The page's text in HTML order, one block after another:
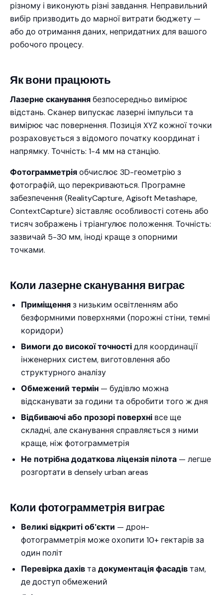
різному і виконують різні завдання. Неправильний
вибір призводить до марної витрати бюджету —
або до отримання даних, непридатних для вашого
робочого процесу.
Як вони працюють
Лазерне скануваннябезпосередньо вимірює
відстань. Сканер випускає лазерні імпульси та
вимірює час повернення. Позиція XYZ кожної точки
розраховується з відомого початку координат і
напрямку. Точність: 1-4 мм на станцію.
Фотограмметріяобчислює 3D-геометрію з
фотографій, що перекриваються. Програмне
забезпечення (RealityCapture, Agisoft Metashape,
ContextCapture) зіставляє особливості сотень або
тисяч зображень і тріангулює положення. Точність:
зазвичай 5-30 мм, іноді краще з опорними
точками.
Коли лазерне сканування виграє
Приміщенняз низьким освітленням або
безформними поверхнями (порожні стіни, темні
коридори)
Вимоги до високої точностідля координації
інженерних систем, виготовлення або
структурного аналізу
Обмежений термін — будівлю можна
відсканувати за години та обробити того ж дня
Відбиваючі або прозорі поверхні все ще
складні, але сканування справляється з ними
краще, ніж фотограмметрія
Не потрібна додаткова ліцензія пілота — легше
розгортати в densely urban areas
Коли фотограмметрія виграє
Великі відкриті об'єкти — дрон-
фотограмметрія може охопити 10+ гектарів за
один політ
Перевірка дахівта документація фасадівтам,
де доступ обмежений